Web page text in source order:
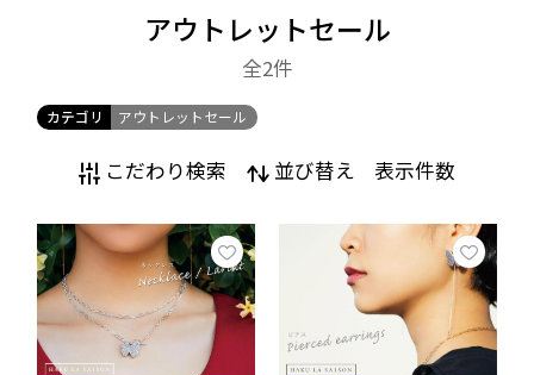
アウトレットセール
全2件
カテゴリ アウトレットセール
こだわり検索 並び替え 表示件数